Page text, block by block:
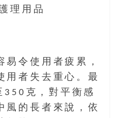
易令使用者疲累，
用者失去重心。最
克，對平衡感
風的長者來說，依